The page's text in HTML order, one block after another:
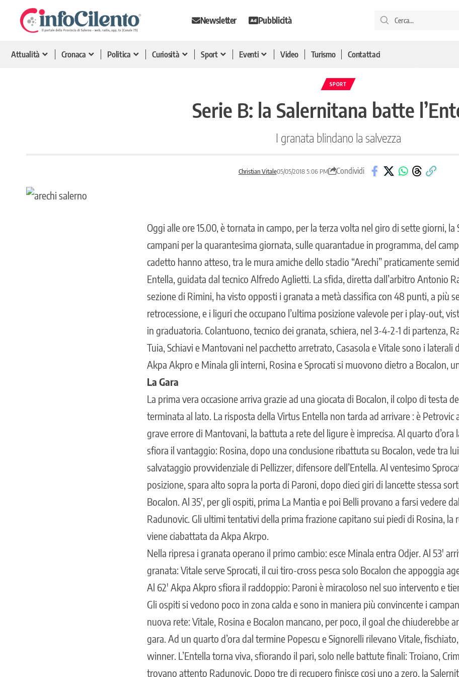
Newsletter Pubblicità
Attualità Cronaca Politica Curiosità Sport Eventi Video Turismo Contattaci
SPORT
Serie B: la Salernitana batte
I granata blindano la salvezza
Christian Vitale05/05/2018 5:06 PM Condividi
Oggi alle ore 15.00, è tornata in campo, per la terza volta nel giro di sette giorni, la
campani per la quarantesima giornata, sulle quarantadue in programma, del
cadetto hanno atteso, tra le mura amiche dello stadio “Arechi” praticamente
Entella, guidata dal tecnico Alfredo Aglietti. La sfida, diretta dall’arbitro Antonio
sezione di Rimini, ha visto opposti i granata a metà classifica con 48 punti, a più
retrocessione, e i liguri che occupano l’ultima posizione valevole per i play-out,
in graduatoria. Colantuono, tecnico dei granata, schiera, nel 3-4-2-1 di partenza,
Tuia, Schiavi e Mantovani nel pacchetto arretrato, Casasola e Vitale sono i laterali
Akpa Akpro e Minala gli interni, Rosina e Sprocati si muovono dietro a Bocalon,
La Gara
La prima vera occasione arriva grazie ad una giocata di Bocalon, il colpo di testa
terminata al lato. La risposta della Virtus Entella non tarda ad arrivare : è Petrovic
grave errore di Mantovani, la battuta a rete del ligure è imprecisa. Al quarto d’ora
sfiora il vantaggio: Rosina, dopo una conclusione ribattuta su Bocalon, vede tra
salvataggio provvidenziale di Pellizzer, difensore dell’Entella. Al ventesimo
posizione, spara alto sopra la porta di Paroni, dopo dieci giri di lancette stessa
Bocalon. Al 35′, per gli ospiti, prima La Mantia e poi Belli provano a farsi vedere
Radunovic. Gli ultimi tentativi della prima frazione capitano sui piedi di Rosina, la
viene ciabattata da Akpa Akrpo.
Nella ripresa i granata operano il primo cambio: esce Minala entra Odjer. Al 53′
granata: Vitale serve Sprocati, il cui tiro-cross pesca solo Bocalon che appoggia
Al 62′ Akpa Akpro sfiora il raddoppio: Paroni è miracoloso nel suo intervento e
Gli ospiti si vedono poco in zona calda e sono in maniera più convincente i
nuova rete: Vitale, Rosina e Bocalon mancano, per poco, il goal che chiuderebbe
gara. Ad un quarto d’ora dal termine Popescu e Signorelli rilevano Vitale,
winner. L’Entella torna viva, sfiorando il pari, solo nelle battute finali: Troiano,
trovano attento Radunovic. Dopo tre di recupero finisce cosi uno a zero, la